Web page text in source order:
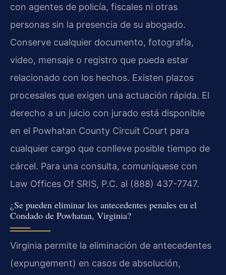
con agentes de policía, fiscales ni otras
personas sin la presencia de su abogado.
Conserve cualquier documento, fotografía,
video, mensaje o registro que pueda estar
relacionado con los hechos. Existen plazos
procesales que exigen una actuación rápida. El
derecho a un juicio con jurado está disponible
en el Powhatan County Circuit Court para
cualquier cargo que conlleve posible tiempo de
cárcel. Para una consulta, comuníquese con
Law Offices Of SRIS, P.C. al (888) 437-7747.
¿Se pueden eliminar los antecedentes penales en el
Condado de Powhatan, Virginia?
Virginia permite la eliminación de antecedentes
(expungement) en casos de absolución,